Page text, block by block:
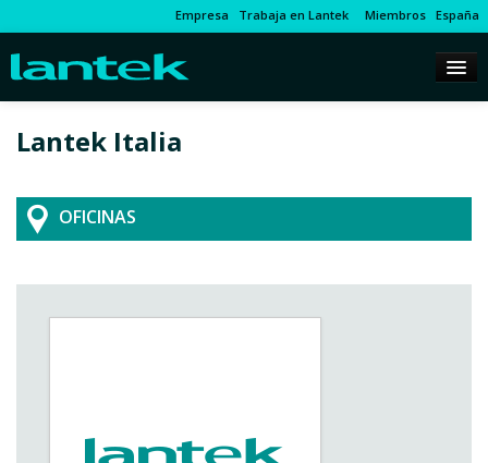
Empresa Trabaja en Lantek Miembros España
Lantek Italia
OFICINAS